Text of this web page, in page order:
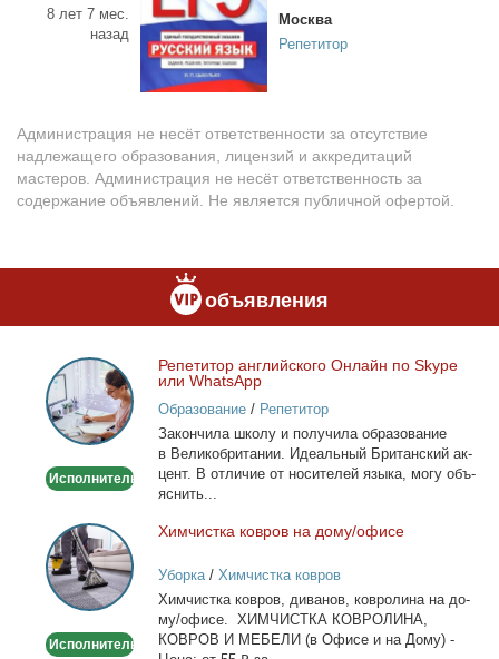
8 лет 7 мес.
назад
Москва
Репетитор
Администрация не несёт ответственности за отсутствие
надлежащего образования, лицензий и аккредитаций
мастеров. Администрация не несёт ответственность за
содержание объявлений. Не является публичной офертой.
объявления
Репетитор
английского
Онлайн
по
или
Исполнитель
Ре­пе­ти­тор ан­глий­ско­го Он­лайн по Skype
или WhatsApp
Образование/ Репетитор
За­кон­чи­ла шко­лу и по­лу­чи­ла об­ра­зо­ва­ние
в Ве­ли­ко­бри­та­нии. Иде­аль­ный Бри­тан­ский ак­
цент. В от­ли­чие от но­си­те­лей язы­ка, мо­гу объ­
яс­нить...
Химчистка
ковров
на
дому/
Исполнитель
Хим­чист­ка ков­ров на до­му/офи­се
Уборка/ Химчистка ковров
Хим­чист­ка ков­ров, ди­ва­нов, ков­ро­ли­на на до­
му/офи­се. ХИМЧИСТКА КОВРОЛИНА,
КОВРОВ И МЕБЕЛИ (в Офи­се и на До­му) -